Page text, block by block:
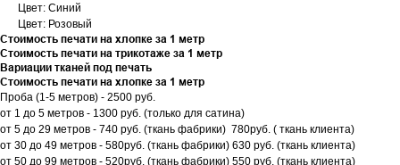
Цвет: Синий
Цвет: Розовый
Стоимость печати на хлопке за 1 метр
Стоимость печати на трикотаже за 1 метр
Вариации тканей под печать
Стоимость печати на хлопке за 1 метр
Проба (1-5 метров) - 2500 руб.
от 1 до 5 метров - 1300 руб. (только для сатина)
от 5 до 29 метров - 740 руб. (ткань фабрики) 780руб. ( ткань клиента)
от 30 до 49 метров - 580руб. (ткань фабрики) 630 руб. (ткань клиента)
от 50 до 99 метров - 520руб. (ткань фабрики) 550 руб. (ткань клиента)